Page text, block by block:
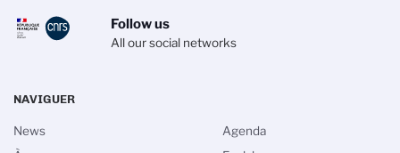
Follow us
All our social networks
NAVIGUER
News
Agenda